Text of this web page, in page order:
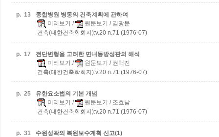
p. 13
종합병원 병동의 건축계획에 관하여
미리보기 / 원문보기 / 김광문
건축(대한건축학회지):v.20 n.71 (1976-07)
p. 17
전단변형을 고려한 면내등방성판의 해석
미리보기 / 원문보기 / 권택진
건축(대한건축학회지):v.20 n.71 (1976-07)
p. 25
유한요소법의 기본 개념
미리보기 / 원문보기 / 조효남
건축(대한건축학회지):v.20 n.71 (1976-07)
p. 31
수원성곽의 복원보수계획 신고(1)